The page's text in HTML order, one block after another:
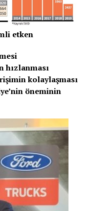
etken
hızlanması
kolaylaşması
öneminin